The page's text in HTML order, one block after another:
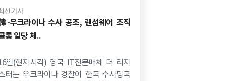
신 기사
-우크라이나 수사 공조, 랜섬웨어 조직
롭 일당 체..
일(현지시각) 영국 IT전문매체 더 리지
터는 우크라이나 경찰이 한국 수사당국